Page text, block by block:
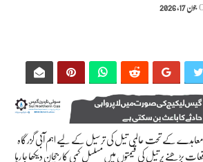
جون 17, 2026
معاہدے کے تحت عالمی تیل کی ترسیل کے لیے اہم آبی گزرگاہ
بڑھنے پر تیل کی قیمتوں میں مسلسل کمی کا رجحان دیکھا جا رہا